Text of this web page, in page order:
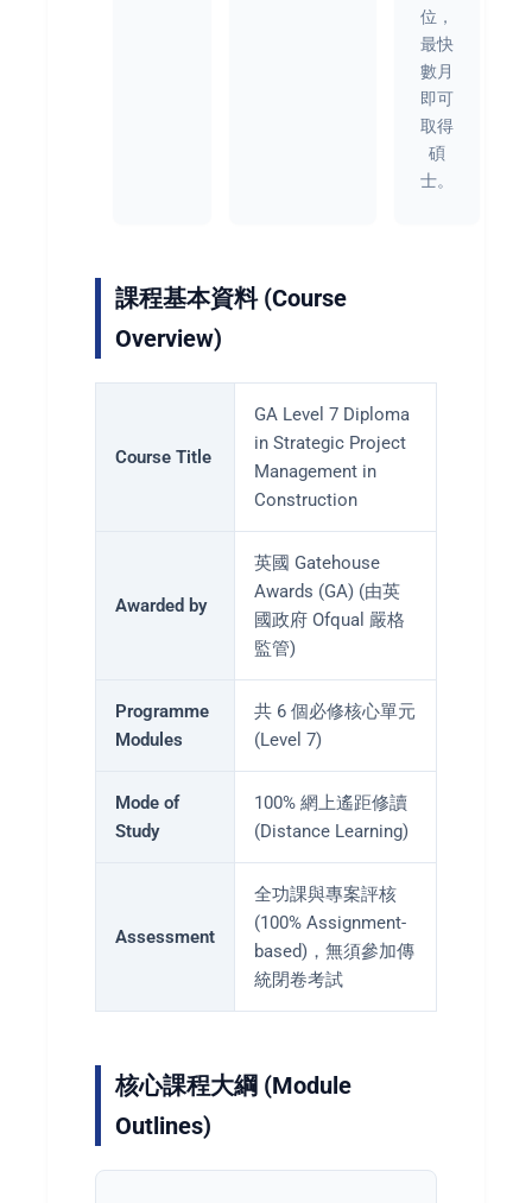
位，
最快
數月
即可
取得
碩
士。
課程基本資料 (Course
Overview)
Course Title
GA Level 7 Diploma
in Strategic Project
Management in
Construction
Awarded by
英國 Gatehouse
Awards (GA) (由英
國政府 Ofqual 嚴格
監管)
Programme
Modules
共 6 個必修核心單元
(Level 7)
Mode of
Study
100% 網上遙距修讀
(Distance Learning)
Assessment
全功課與專案評核
(100% Assignment-
based)，無須參加傳
統閉卷考試
核心課程大綱 (Module
Outlines)